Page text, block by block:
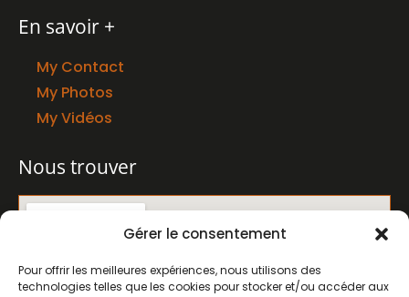
Gérer le consentement
Pour offrir les meilleures expériences, nous utilisons des
technologies telles que les cookies pour stocker et/ou accéder aux
En savoir +
My Contact
My Photos
My Vidéos
Nous trouver